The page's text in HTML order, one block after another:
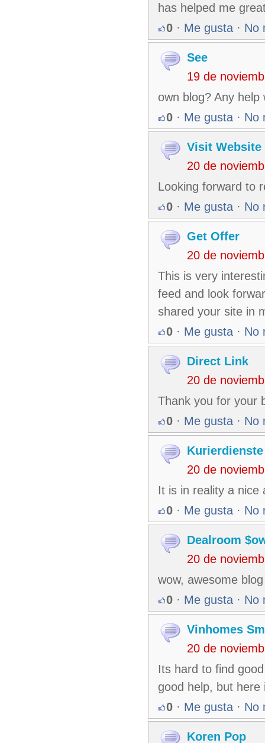
has helped me
0 · Me gusta · No
See
19 de
own blog? Any
0 · Me gusta · No
Visit Website
20 de
Looking forward to
0 · Me gusta · No
Get Offer
20 de
This is very
feed and look
shared your site in
0 · Me gusta · No
Direct Link
20 de
Thank you for your
0 · Me gusta · No
Kurierdienste
20 de
It is in reality a nice
0 · Me gusta · No
Dealroom
20 de
wow, awesome
0 · Me gusta · No
Vinhomes
20 de
Its hard to find
good help, but here
0 · Me gusta · No
Koren Pop